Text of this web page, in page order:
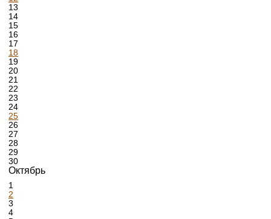
13
14
15
16
17
18
19
20
21
22
23
24
25
26
27
28
29
30
Октябрь
1
2
3
4